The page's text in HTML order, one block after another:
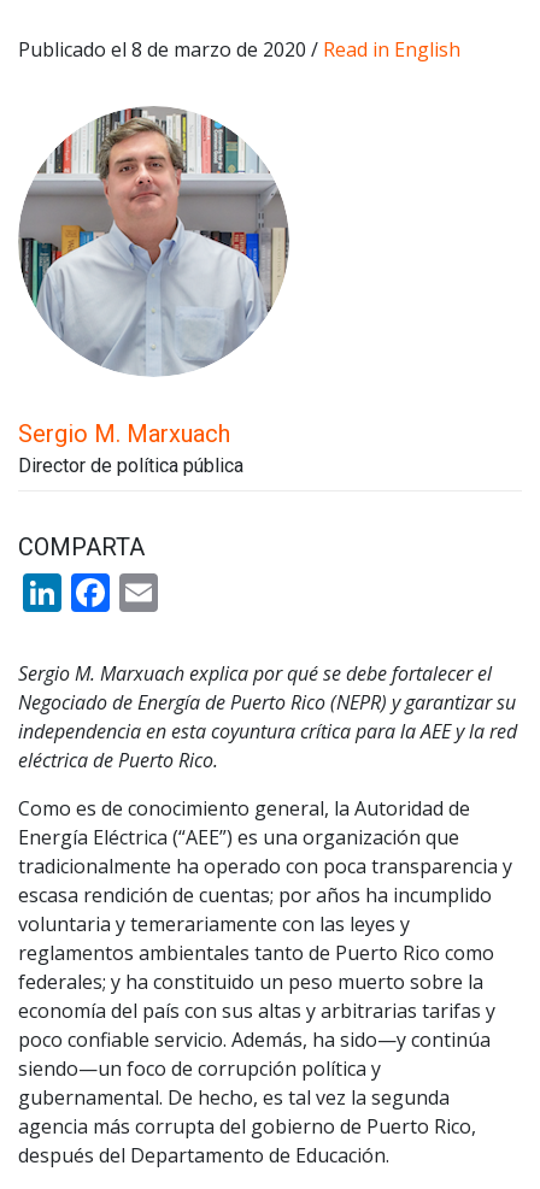
Publicado el 8 de marzo de 2020 / Read in English
Sergio M. Marxuach
Director de política pública
COMPARTA
LinkedIn
Facebook
Sergio M. Marxuach explica por qué se debe fortalecer el
Negociado de Energía de Puerto Rico (NEPR) y garantizar su
independencia en esta coyuntura crítica para la AEE y la red
eléctrica de Puerto Rico.
Como es de conocimiento general, la Autoridad de
Energía Eléctrica (“AEE”) es una organización que
tradicionalmente ha operado con poca transparencia y
escasa rendición de cuentas; por años ha incumplido
voluntaria y temerariamente con las leyes y
reglamentos ambientales tanto de Puerto Rico como
federales; y ha constituido un peso muerto sobre la
economía del país con sus altas y arbitrarias tarifas y
poco confiable servicio. Además, ha sido—y continúa
siendo—un foco de corrupción política y
gubernamental. De hecho, es tal vez la segunda
agencia más corrupta del gobierno de Puerto Rico,
después del Departamento de Educación.